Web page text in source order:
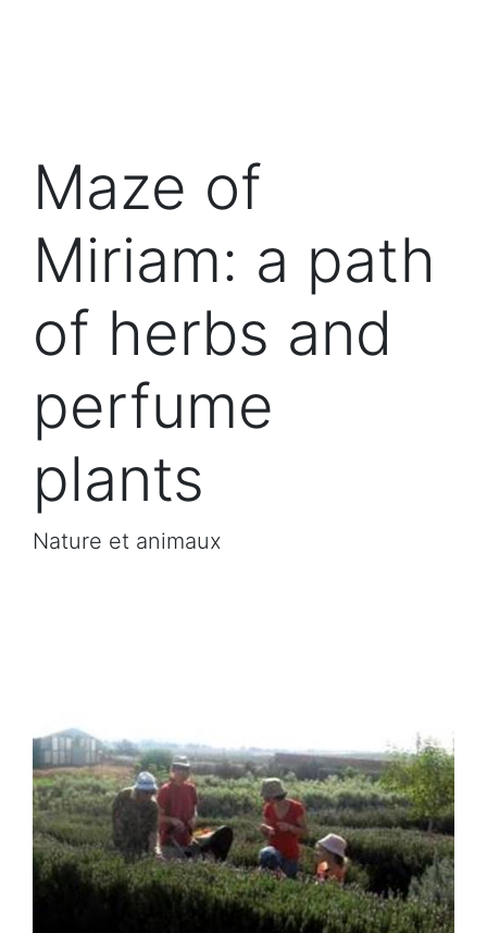
Maze of
Miriam: a path
of herbs and
perfume
plants
Nature et animaux